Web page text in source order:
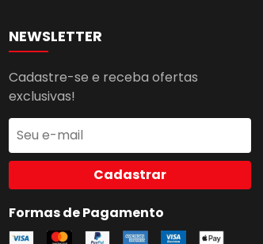
NEWSLETTER
Cadastre-se e receba ofertas
exclusivas!
Cadastrar
Formas de Pagamento